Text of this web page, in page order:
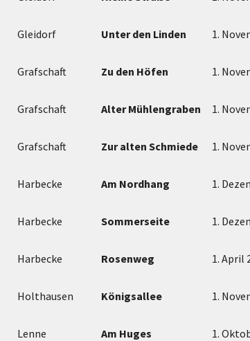
Gleidorf Unter den Linden 1.
Grafschaft Zu den Höfen 1.
Grafschaft Alter Mühlengraben 1.
Grafschaft Zur alten Schmiede 1.
Harbecke Am Nordhang 1.
Harbecke Sommerseite 1.
Harbecke Rosenweg 1. April
Holthausen Königsallee 1.
Lenne Am Huges 1.